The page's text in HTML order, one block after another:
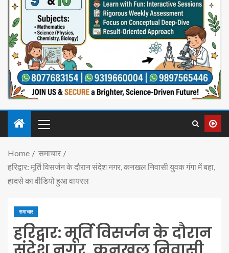
Home
समाचार
हरिद्वार: मूर्ति विसर्जन के दौरान संदेश नगर, कनखल निवासी युवक गंगा में बहा,
हादसे का वीडियो हुआ वायरल
समाचार
हरिद्वार: मूर्ति विसर्जन के दौरान